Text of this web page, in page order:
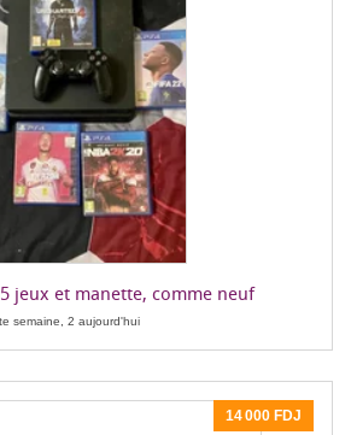
jeux et manette, comme neuf
semaine, 2 aujourd'hui
14 000 FDJ